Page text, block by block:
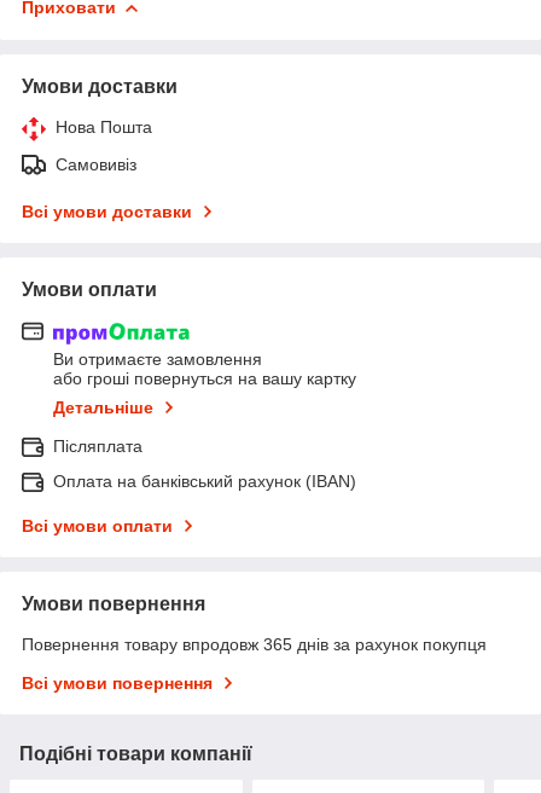
Приховати
Умови доставки
Нова Пошта
Самовивіз
Всі умови доставки
Умови оплати
Ви отримаєте замовлення
або гроші повернуться на вашу картку
Детальніше
Післяплата
Оплата на банківський рахунок (IBAN)
Всі умови оплати
Умови повернення
Повернення товару впродовж 365 днів за рахунок покупця
Всі умови повернення
Подібні товари компанії